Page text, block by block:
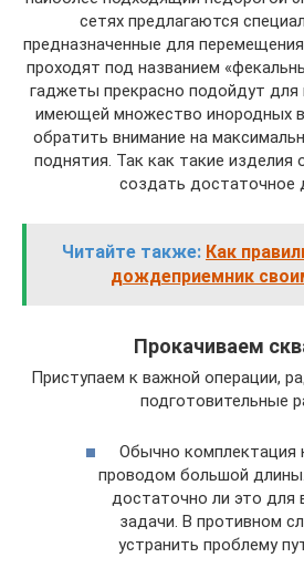
сетях предлагаются
предназначенные для
проходят под названием
гаджеты прекрасно подойдут для
имеющей множество инородных
обратить внимание на
поднятия. Так как такие
создать достаточное
Читайте также: Как
дождеприемник
Прокачиваем
Приступаем к важной операции,
подготовительные
Обычно комплектация
проводом большой
достаточно ли это для
задачи. В противном
устранить проблему